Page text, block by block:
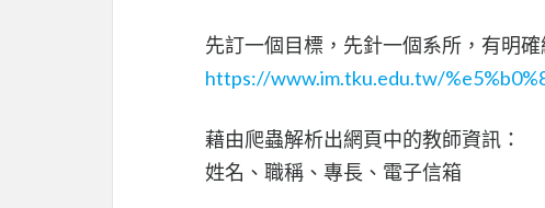
先訂一個目標，先針一個系所，有明
https://www.im.tku.edu.tw/
藉由爬蟲解析出網頁中的教師資訊：
姓名、職稱、專長、電子信箱